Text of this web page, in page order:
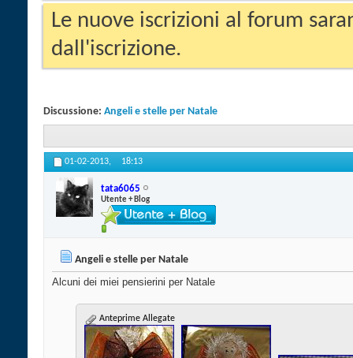
Le nuove iscrizioni al forum
dall'iscrizione.
Discussione: Angeli e stelle per Natale
01-02-2013, 18:13
tata6065
Utente + Blog
Angeli e stelle per Natale
Alcuni dei miei pensierini per Natale
Anteprime Allegate